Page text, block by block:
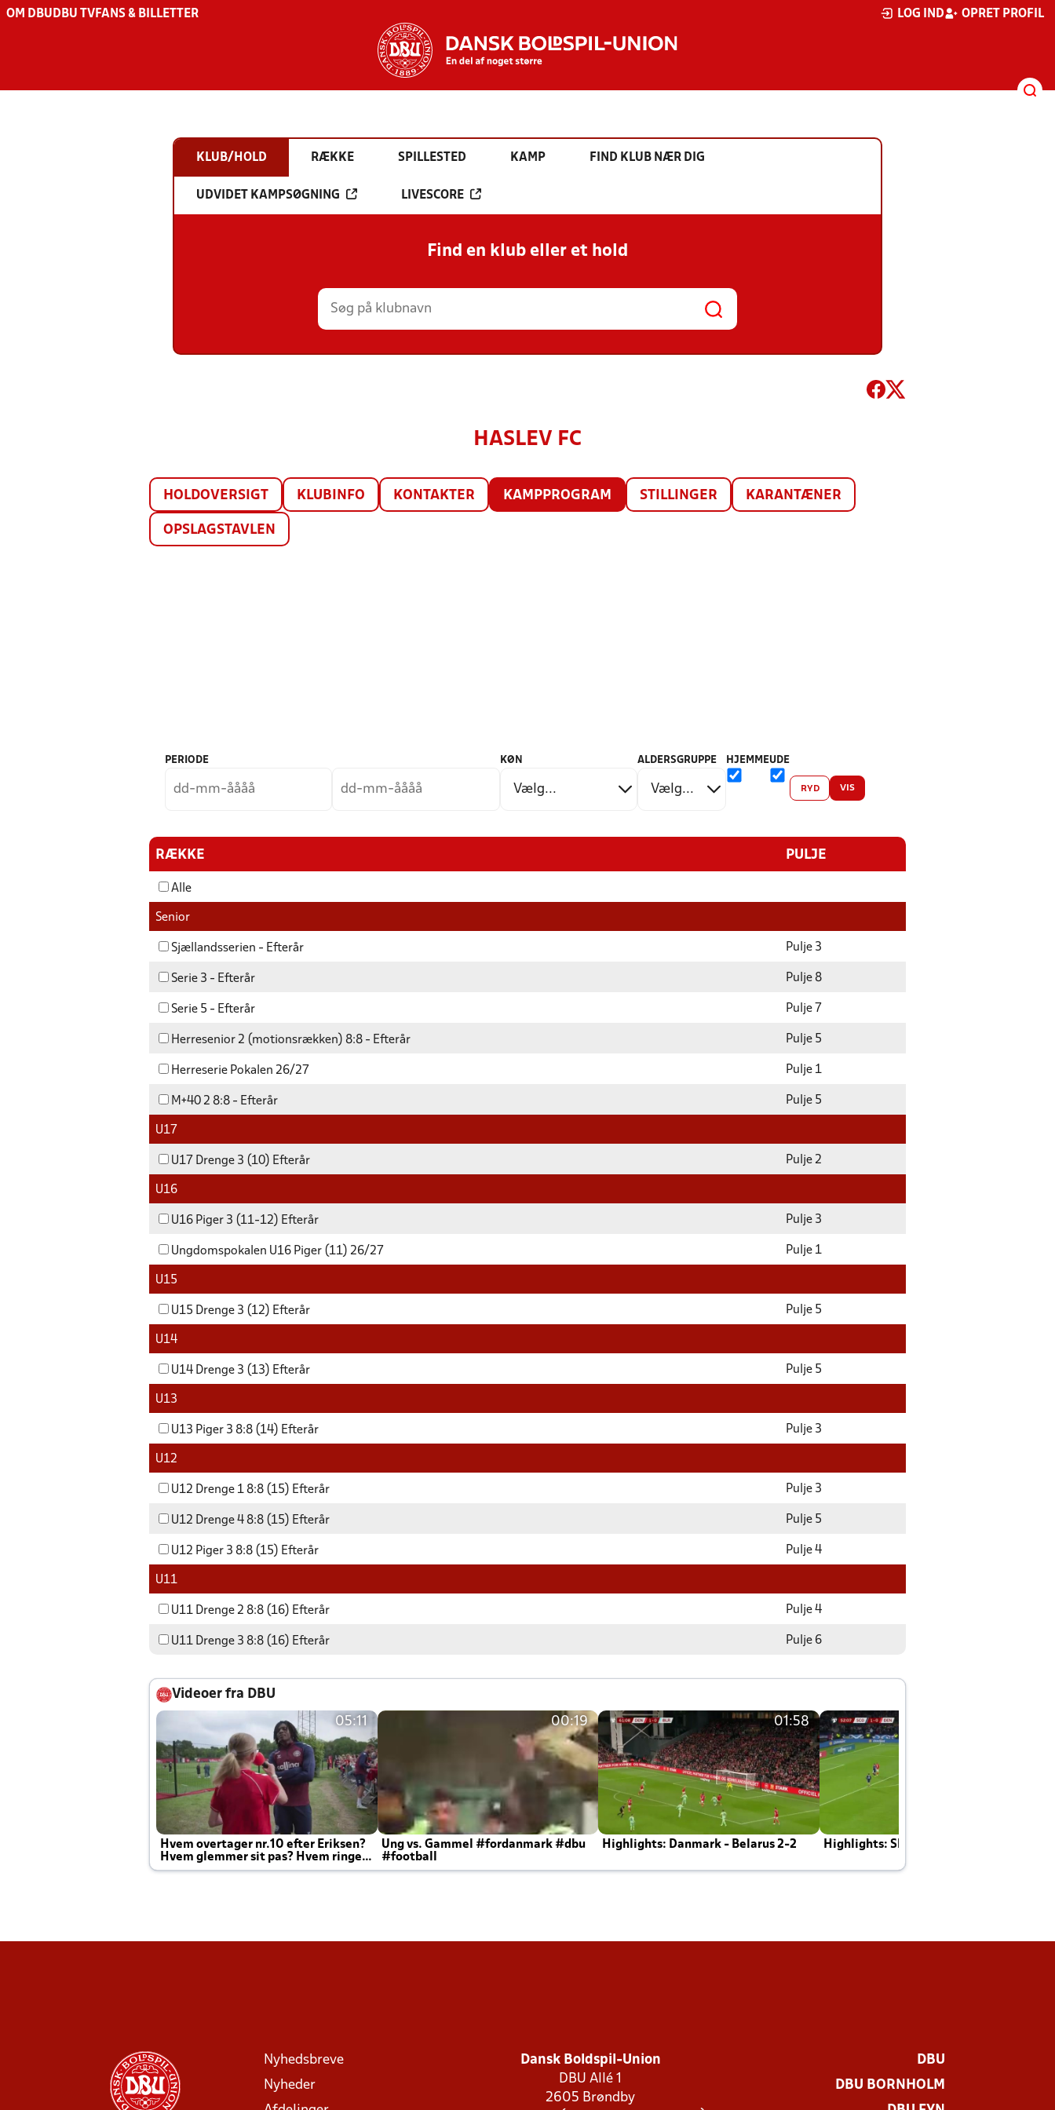
OM DBU DBU TV FANS & BILLETTER LOG IND OPRET PROFIL
KLUB/HOLD RÆKKE SPILLESTED KAMP FIND KLUB NÆR DIG
UDVIDET KAMPSØGNING LIVESCORE
Find en klub eller et hold
HASLEV FC
HOLDOVERSIGT KLUBINFO KONTAKTER KAMPPROGRAM STILLINGER KARANTÆNER
OPSLAGSTAVLEN
PERIODE KØN ALDERSGRUPPE HJEMMEUDE
RYD VIS
RÆKKE PULJE
Alle
Senior
Sjællandsserien - Efterår Pulje 3
Serie 3 - Efterår Pulje 8
Serie 5 - Efterår Pulje 7
Herresenior 2 (motionsrækken) 8:8 - Efterår Pulje 5
Herreserie Pokalen 26/27 Pulje 1
M+40 2 8:8 - Efterår Pulje 5
U17
U17 Drenge 3 (10) Efterår Pulje 2
U16
U16 Piger 3 (11-12) Efterår Pulje 3
Ungdomspokalen U16 Piger (11) 26/27 Pulje 1
U15
U15 Drenge 3 (12) Efterår Pulje 5
U14
U14 Drenge 3 (13) Efterår Pulje 5
U13
U13 Piger 3 8:8 (14) Efterår Pulje 3
U12
U12 Drenge 1 8:8 (15) Efterår Pulje 3
U12 Drenge 4 8:8 (15) Efterår Pulje 5
U12 Piger 3 8:8 (15) Efterår Pulje 4
U11
U11 Drenge 2 8:8 (16) Efterår Pulje 4
U11 Drenge 3 8:8 (16) Efterår Pulje 6
Videoer fra DBU
05:11
Hvem overtager nr.10 efter Eriksen?
Hvem glemmer sit pas? Hvem ringer
Joachim altid til efter kampe?
00:19
Ung vs. Gammel #fordanmark #dbu
#football
01:58
Highlights: Danmark - Belarus 2-2 Highlights: Skotland - Danmark 4-2
Nyhedsbreve
Nyheder
Dansk Boldspil-Union
DBU Allé 1
2605 Brøndby
DBU
DBU BORNHOLM